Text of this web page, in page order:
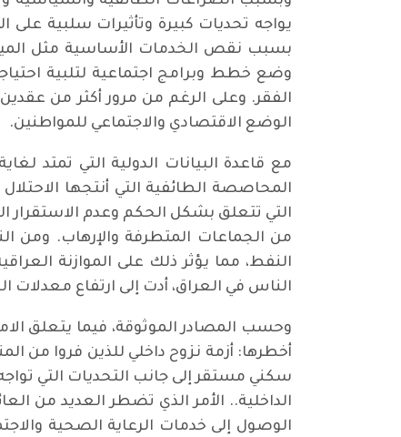
يواجه تحديات كبيرة وتأثيرات سلبية على
بسبب نقص الخدمات الأساسية مثل
الفقر. وعلى الرغم من مرور أكثر من
الوضع الاقتصادي والاجتماعي للمواطنين.
المحاصصة الطائفية التي أنتجها
التي تتعلق بشكل الحكم وعدم الاستقرار
من الجماعات المتطرفة والإرهاب. ومن
النفط، مما يؤثر ذلك على الموازنة
الناس في العراق، أدت إلى ارتفاع
وحسب المصادر الموثوقة، فيما يتعلق
أخطرها: أزمة نزوح داخلي للذين فروا من
سكني مستقر إلى جانب التحديات التي
الداخلية.. الأمر الذي تضطر العديد من
الوصول إلى خدمات الرعاية الصحية